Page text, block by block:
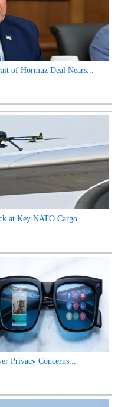
of Hormuz Deal Nears...
at Key NATO Cargo
Privacy Concerns...